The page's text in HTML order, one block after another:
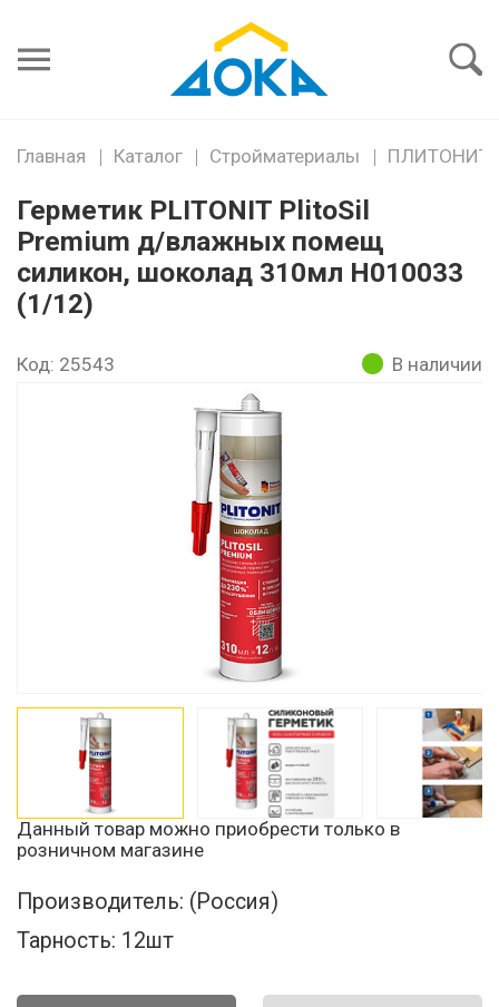
пароль
Главная Каталог Стройматериалы ПЛИТОНИТ
Герметик PLITONIT PlitoSil
Premium д/влажных помещ
силикон, шоколад 310мл H010033
(1/12)
Код: 25543 В наличии
Данный товар можно приобрести только в
розничном магазине
Производитель: (Россия)
Тарность: 12шт